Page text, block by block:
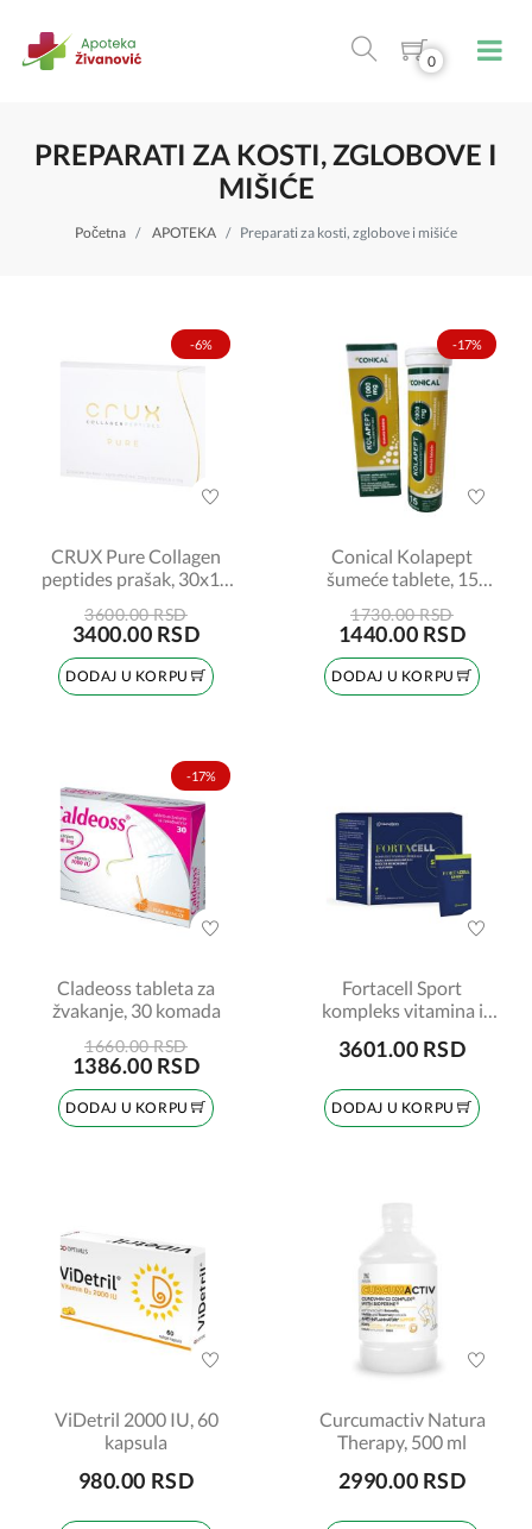
0
PREPARATI ZA KOSTI, ZGLOBOVE I
MIŠIĆE
Početna APOTEKA Preparati za kosti, zglobove i mišiće
-6%
CRUX Pure Collagen
peptides prašak, 30x10
3600.00 RSD
3400.00 RSD
DODAJ U KORPU
-17%
Conical Kolapept
šumeće tablete, 15
1730.00 RSD
1440.00 RSD
DODAJ U KORPU
-17%
Cladeoss tableta za
žvakanje, 30 komada
1660.00 RSD
1386.00 RSD
DODAJ U KORPU
Fortacell Sport
kompleks vitamina i
3601.00 RSD
DODAJ U KORPU
ViDetril 2000 IU, 60
kapsula
980.00 RSD
Curcumactiv Natura
Therapy, 500 ml
2990.00 RSD